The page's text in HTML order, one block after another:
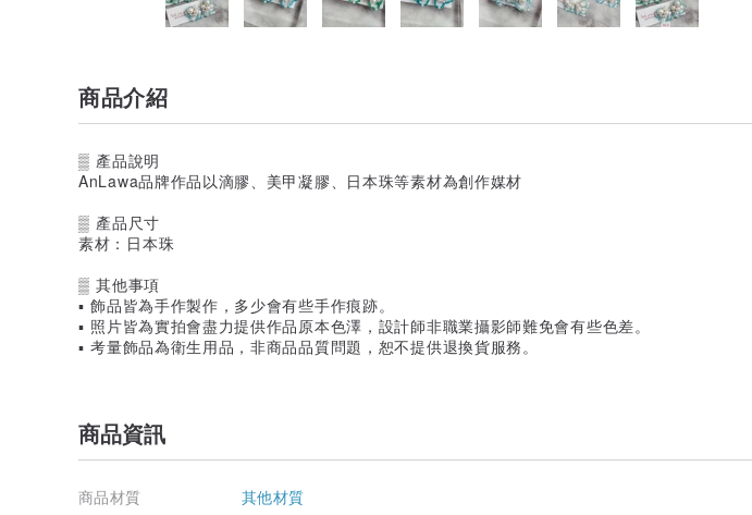
商品介紹
▒ 產品說明
AnLawa品牌作品以滴膠、美甲凝膠、日本珠等素材為創作媒材
▒ 產品尺寸
素材：日本珠
▒ 其他事項
▪ 飾品皆為手作製作，多少會有些手作痕跡。
▪ 照片皆為實拍會盡力提供作品原本色澤，設計師非職業攝影師難免會有些色差。
▪ 考量飾品為衛生用品，非商品品質問題，恕不提供退換貨服務。
商品資訊
商品材質
其他材質